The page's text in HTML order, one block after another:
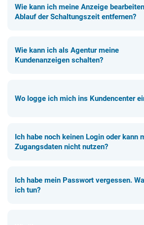
Wie kann ich meine Anzeige
Ablauf der Schaltungszeit entfernen?
Wie kann ich als Agentur meine
Kundenanzeigen schalten?
Wo logge ich mich ins Kundencenter
Ich habe noch keinen Login oder kann
Zugangsdaten nicht nutzen?
Ich habe mein Passwort vergessen.
ich tun?